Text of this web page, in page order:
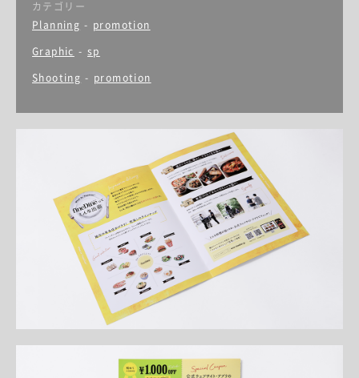
カテゴリー
Planning - promotion
Graphic - sp
Shooting - promotion